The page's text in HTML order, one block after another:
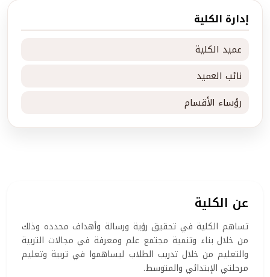
إدارة الكلية
عميد الكلية
نائب العميد
رؤساء الأقسام
عن الكلية
تساهم الكلية في تحقيق رؤية ورسالة وأهداف محدده وذلك
من خلال بناء وتنمية مجتمع علم ومعرفة في مجالات التربية
والتعليم من خلال تدريب الطلاب ليساهموا في تربية وتعليم
مرحلتي الإبتدائي والمتوسط.